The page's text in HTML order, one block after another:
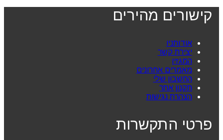
קישורים מהירים
אודותניו
יצירת קשר
המגזין
מאמרים אחרונים
החשבון שלי
תקנון אתר
הצהרת נגישות
פרטי התקשרות